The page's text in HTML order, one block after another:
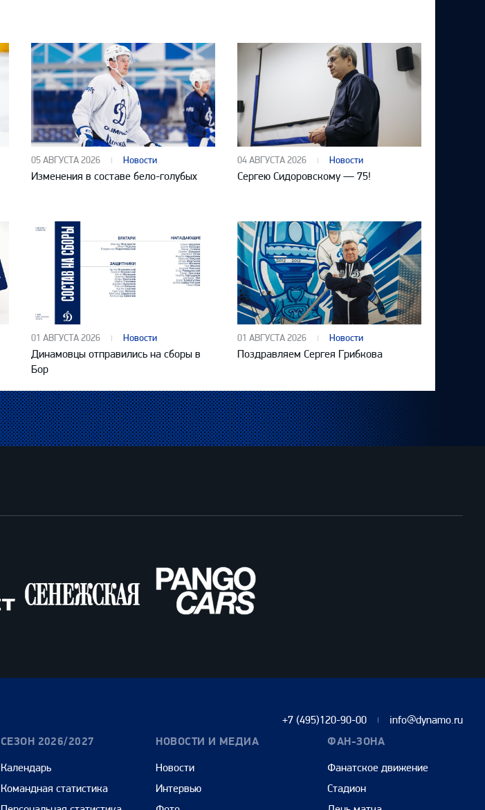
05 АВГУСТА 2026 Новости
Изменения в составе бело-голубых
04 АВГУСТА 2026 Новости
Сергею Сидоровскому — 75!
01 АВГУСТА 2026 Новости
Динамовцы отправились на сборы в
Бор
01 АВГУСТА 2026 Новости
Поздравляем Сергея Грибкова
+7 (495)120-90-00 info@dynamo.ru
СЕЗОН 2026/2027
Календарь
Командная статистика
НОВОСТИ И МЕДИА
Новости
Интервью
ФАН-ЗОНА
Фанатское движение
Стадион